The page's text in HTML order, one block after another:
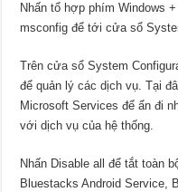
Nhấn tổ hợp phím Windows
msconfig để tới cửa sổ
Trên cửa sổ System
để quản lý các dịch vụ. Tại
Microsoft Services để ẩn đi
với dịch vụ của hệ thống.
Nhấn Disable all để tắt toàn
Bluestacks Android Service,